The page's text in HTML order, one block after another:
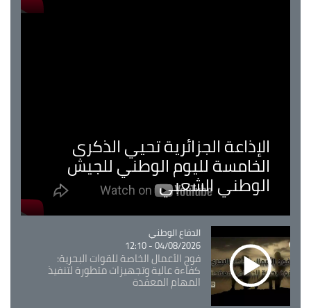
الإذاعة الجزائرية تحيي الذكرى
الخامسة لليوم الوطني للجيش
الوطني الشعبي
Catégorie
الدفاع الوطني
04/08/2026 - 12:10
فوج الأعمال الخاصة للقوات البحرية:
كفاءة عالية وتجهيزات متطورة لتنفيذ
المهام المعقدة